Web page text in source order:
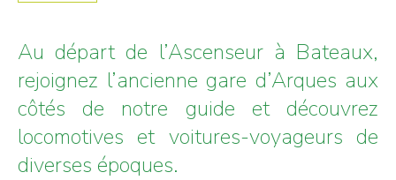
Au départ de l’Ascenseur à Bateaux,
rejoignez l’ancienne gare d’Arques aux
côtés de notre guide et découvrez
locomotives et voitures-voyageurs de
diverses époques.